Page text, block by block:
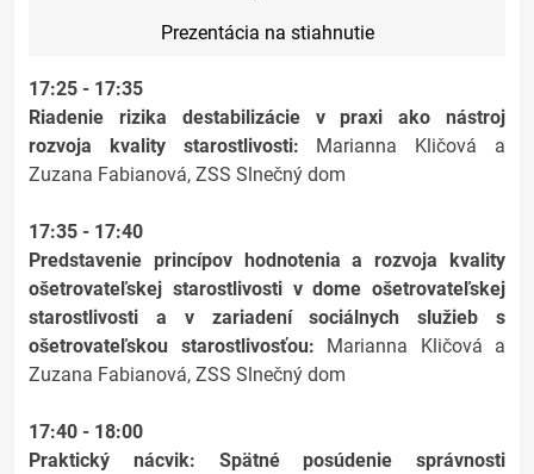
Prezentácia na stiahnutie
17:25 - 17:35
Riadenie rizika destabilizácie v praxi ako nástroj
rozvoja kvality starostlivosti: Marianna Kličová a
Zuzana Fabianová, ZSS Slnečný dom
17:35 - 17:40
Predstavenie princípov hodnotenia a rozvoja kvality
ošetrovateľskej starostlivosti v dome ošetrovateľskej
starostlivosti a v zariadení sociálnych služieb s
ošetrovateľskou starostlivosťou: Marianna Kličová a
Zuzana Fabianová, ZSS Slnečný dom
17:40 - 18:00
Praktický nácvik: Spätné posúdenie správnosti